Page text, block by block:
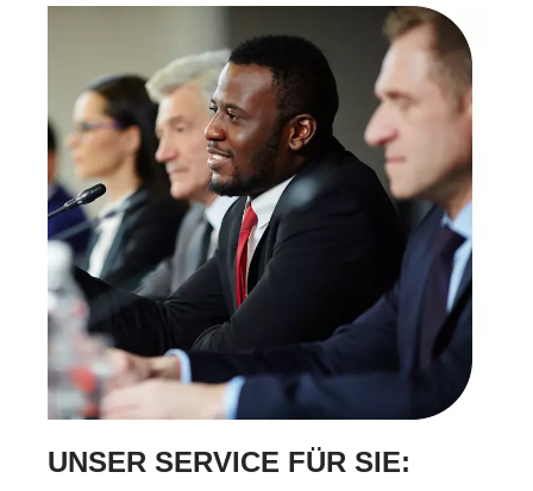
UNSER SERVICE FÜR SIE: